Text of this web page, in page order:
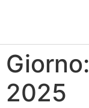
Giorno:
2025